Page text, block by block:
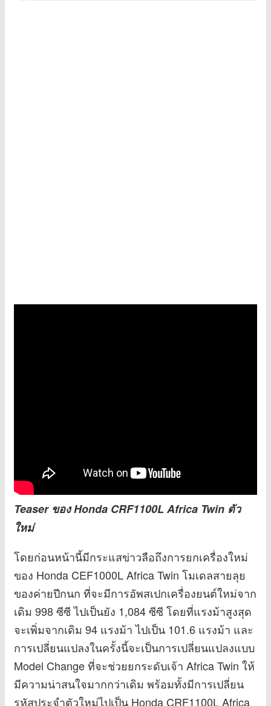
Teaser ของ Honda CRF1100L Africa Twin ตัว
ใหม่
โดยก่อนหน้านี้มีกระแสข่าวลือถึงการยกเครื่องใหม่
ของ Honda CEF1000L Africa Twin โมเดลสายลุย
ของค่ายปีกนก ที่จะมีการอัพสเปกเครื่องยนต์ใหม่จาก
เดิม 998 ซีซี ไปเป็นยัง 1,084 ซีซี โดยที่แรงม้าสูงสุด
จะเพิ่มจากเดิม 94 แรงม้า ไปเป็น 101.6 แรงม้า และ
การเปลี่ยนแปลงในครั้งนี้จะเป็นการเปลี่ยนแปลงแบบ
Model Change ที่จะช่วยยกระดับเจ้า Africa Twin ให้
มีความน่าสนใจมากกว่าเดิม พร้อมทั้งมีการเปลี่ยน
รหัสประจำตัวใหม่ไปเป็น Honda CRF1100L Africa